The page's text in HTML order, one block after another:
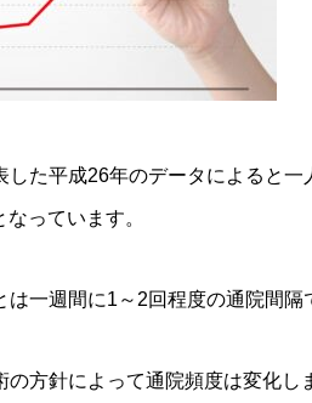
した平成26年のデータによると一
なっています。
は一週間に1～2回程度の通院間隔
の方針によって通院頻度は変化